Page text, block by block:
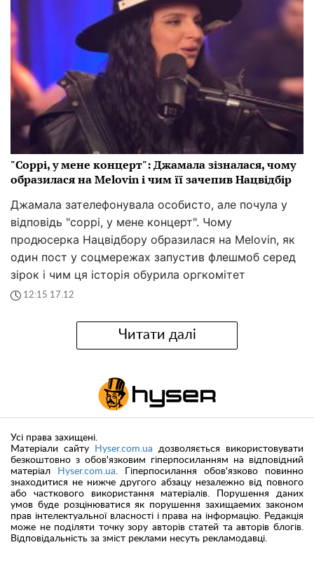
"Соррі, у мене концерт": Джамала зізналася, чому
образилася на Melovin і чим її зачепив Нацвідбір
Джамала зателефонувала особисто, але почула у
відповідь "соррі, у мене концерт". Чому
продюсерка Нацвідбору образилася на Melovin, як
один пост у соцмережах запустив флешмоб серед
зірок і чим ця історія обурила оргкомітет
12:15 17.12
Читати далі
Усі права захищені.
Матеріали сайту
Hyser.com.ua дозволяється використовувати
безкоштовно з обов'язковим гіперпосиланням на відповідний
матеріал
Hyser.com.ua . Гіперпосилання обов'язково повинно
знаходитися не нижче другого абзацу незалежно від повного
або часткового використання матеріалів. Порушення даних
умов буде розцінюватися як порушення захищаемих законом
прав інтелектуальної власності і права на інформацію. Редакція
може не поділяти точку зору авторів статей та авторів блогів.
Відповідальність за зміст реклами несуть рекламодавці.